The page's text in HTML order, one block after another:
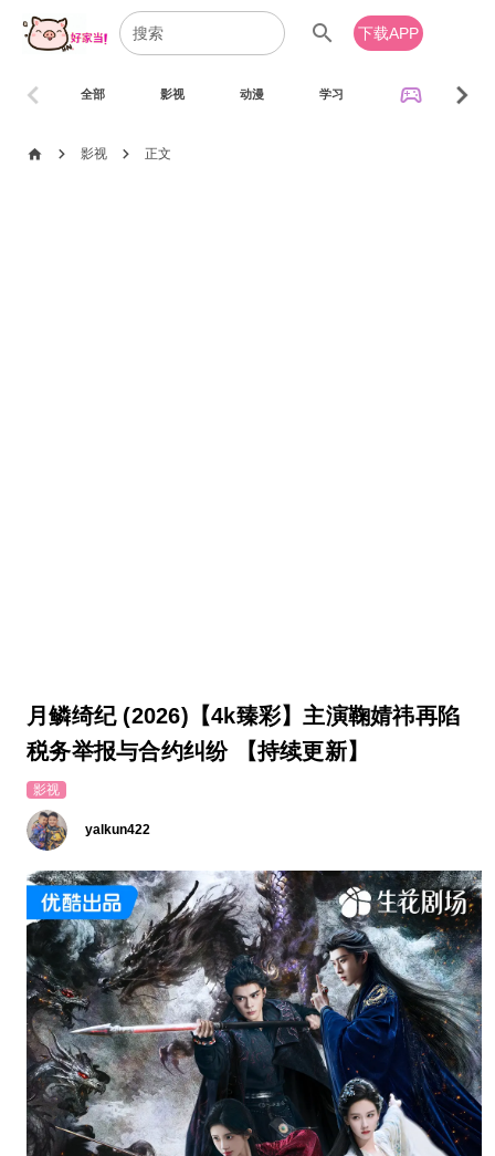
search 下载APP
全部 影视 动漫 学习 sports_esports
chevron_left chevron_right
home chevron_right 影视 chevron_right 正文
月鳞绮纪 (2026)【4k臻彩】主演鞠婧祎再陷
税务举报与合约纠纷 【持续更新】
影视
yalkun422